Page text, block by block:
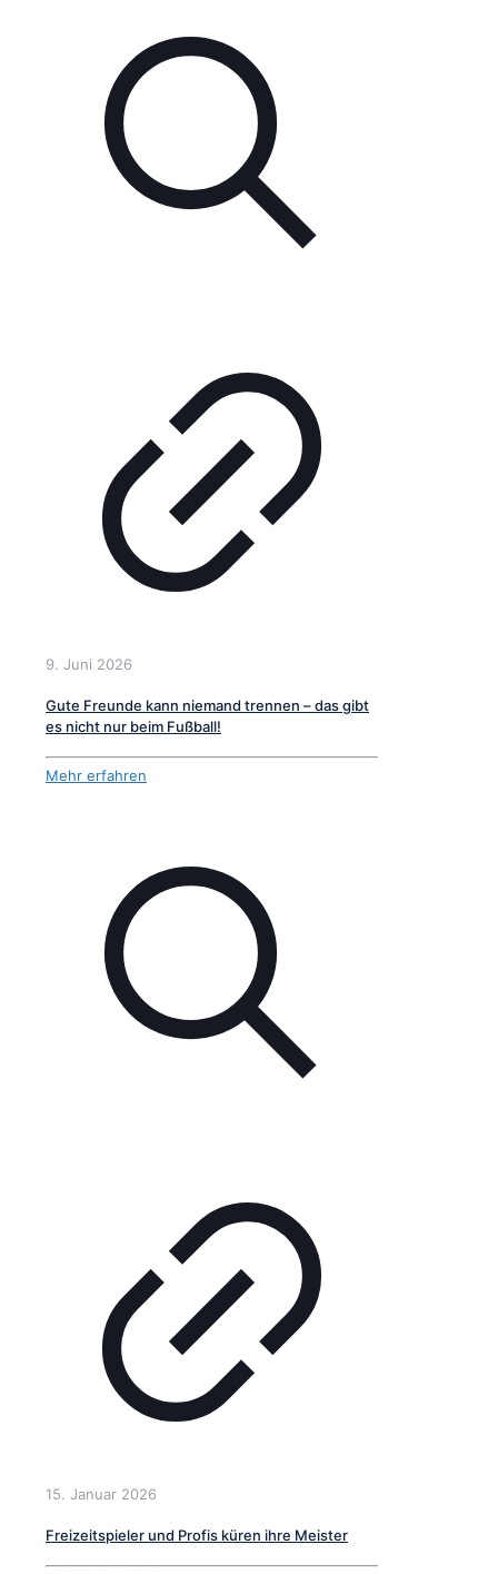
9. Juni 2026
Gute Freunde kann niemand trennen – das gibt
es nicht nur beim Fußball!
Mehr erfahren
15. Januar 2026
Freizeitspieler und Profis küren ihre Meister